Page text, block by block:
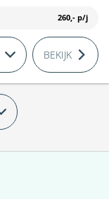
260,- p/j
BEKIJK